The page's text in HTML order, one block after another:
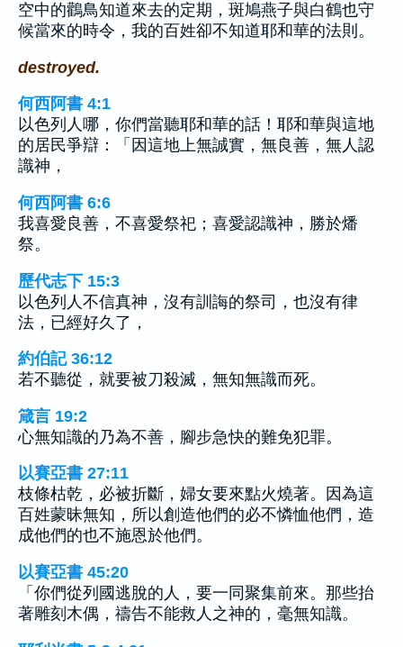
空中的鸛鳥知道來去的定期，斑鳩燕子與白鶴也守
候當來的時令，我的百姓卻不知道耶和華的法則。
destroyed.
何西阿書 4:1
以色列人哪，你們當聽耶和華的話！耶和華與這地
的居民爭辯：「因這地上無誠實，無良善，無人認
識神，
何西阿書 6:6
我喜愛良善，不喜愛祭祀；喜愛認識神，勝於燔
祭。
歷代志下 15:3
以色列人不信真神，沒有訓誨的祭司，也沒有律
法，已經好久了，
約伯記 36:12
若不聽從，就要被刀殺滅，無知無識而死。
箴言 19:2
心無知識的乃為不善，腳步急快的難免犯罪。
以賽亞書 27:11
枝條枯乾，必被折斷，婦女要來點火燒著。因為這
百姓蒙昧無知，所以創造他們的必不憐恤他們，造
成他們的也不施恩於他們。
以賽亞書 45:20
「你們從列國逃脫的人，要一同聚集前來。那些抬
著雕刻木偶，禱告不能救人之神的，毫無知識。